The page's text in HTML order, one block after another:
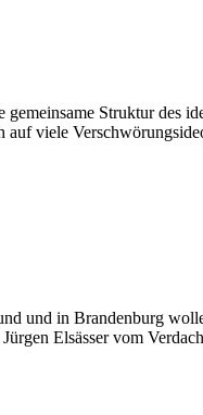
Struktur des
viele
und in Brandenburg
Elsässer vom